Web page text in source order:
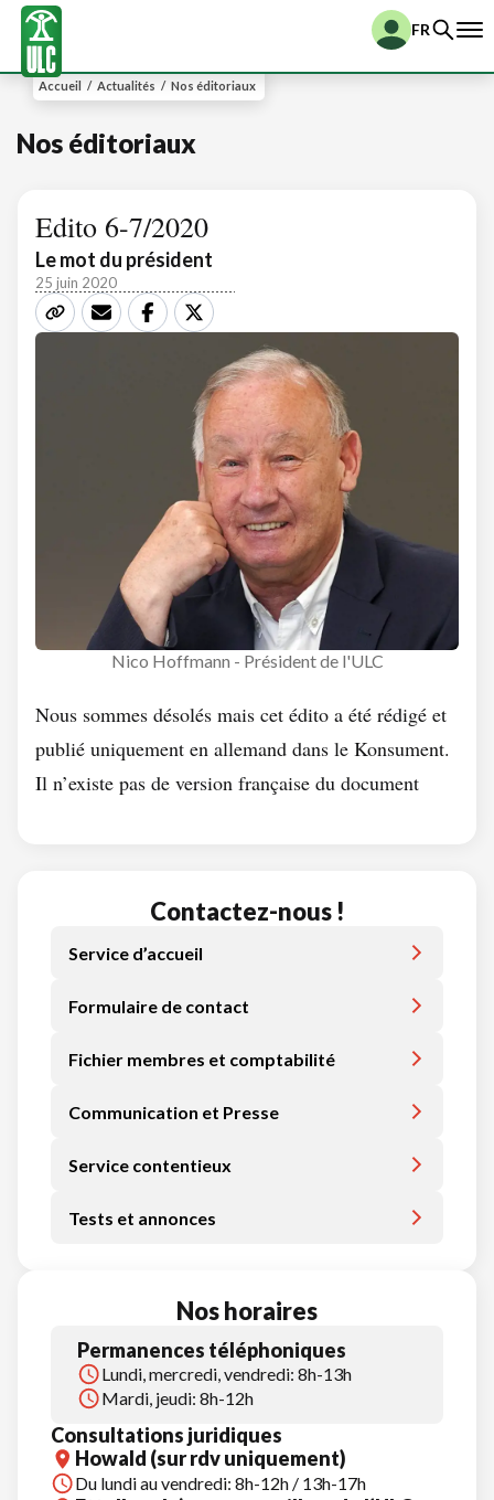
FR
Accueil / Actualités / Nos éditoriaux
Nos éditoriaux
Edito 6-7/2020
Le mot du président
25 juin 2020
Nico Hoffmann - Président de l'ULC
Nous sommes désolés mais cet édito a été rédigé et
publié uniquement en allemand dans le Konsument.
Il n’existe pas de version française du document
Contactez-nous !
Service d’accueil
Formulaire de contact
Fichier membres et comptabilité
Communication et Presse
Service contentieux
Tests et annonces
Nos horaires
Permanences téléphoniques
Lundi, mercredi, vendredi: 8h-13h
Mardi, jeudi: 8h-12h
Consultations juridiques
Howald (sur rdv uniquement)
Du lundi au vendredi: 8h-12h / 13h-17h